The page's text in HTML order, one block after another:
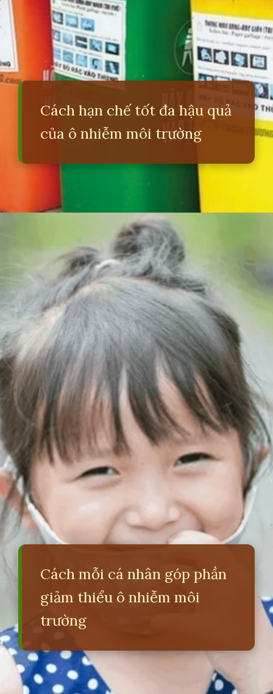
Cách hạn chế tốt đa hậu quả
của ô nhiễm môi trường
Cách mỗi cá nhân góp phần
giảm thiểu ô nhiễm môi
trường